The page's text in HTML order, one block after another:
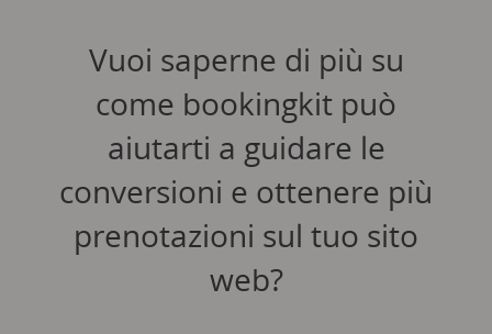
Vuoi saperne di più su
come bookingkit può
aiutarti a guidare le
conversioni e ottenere più
prenotazioni sul tuo sito
web?